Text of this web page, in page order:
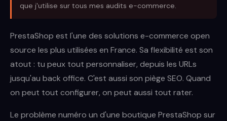
que j'utilise sur tous mes audits e-commerce.
PrestaShop est l'une des solutions e-commerce open
source les plus utilisées en France. Sa flexibilité est son
atout : tu peux tout personnaliser, depuis les URLs
jusqu'au back office. C'est aussi son piège SEO. Quand
on peut tout configurer, on peut aussi tout rater.
Le problème numéro un d'une boutique PrestaShop sur